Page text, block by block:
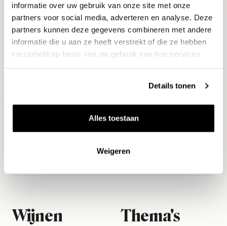
informatie over uw gebruik van onze site met onze
partners voor social media, adverteren en analyse. Deze
partners kunnen deze gegevens combineren met andere
informatie die u aan ze heeft verstrekt of die ze hebben
verzameld op basis van uw gebruik van hun services.
Details tonen
Alles toestaan
Weigeren
Blijf op de hoogte
Ontvang het laatste wijnnieuws, proeverijen en
evenementen
Aanmelden
Wijnen Thema's